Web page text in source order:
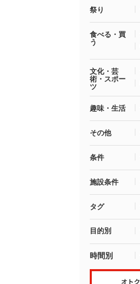
祭り
食べる・買
う
文化・芸
術・スポー
ツ
趣味・生活
その他
条件
施設条件
タグ
目的別
時間別